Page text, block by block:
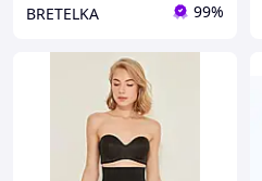
BRETELKA 99%